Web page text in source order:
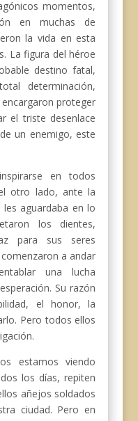
momentos,
en muchas de
la vida en esta
La figura del héroe
destino fatal,
determinación,
proteger
el triste desenlace
un enemigo, este
en todos
otro lado, ante la
aguardaba en lo
los dientes,
para sus seres
a andar
una lucha
Su razón
el honor, la
Pero todos ellos
estamos viendo
los días, repiten
añejos soldados
ciudad. Pero en